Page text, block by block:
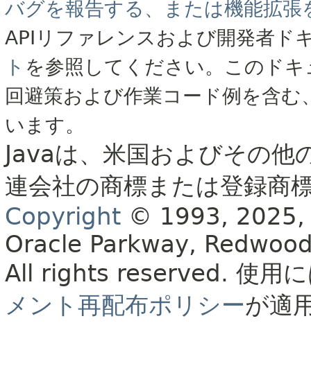
バグを報告する、または機能拡張
APIリファレンスおよび開発者ド
ト を参照してください。このド
回避策および作業コード例を含
います。
Javaは、米国およびその
連会社の商標または登録商
Copyright © 1993, 2025,
Oracle Parkway,
All rights reserved. 使用
メント再配布ポリシーが適